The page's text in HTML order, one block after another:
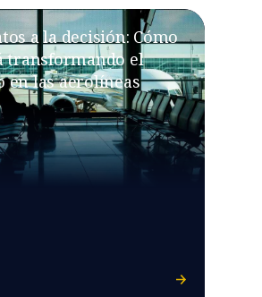
a la decisión: Cómo
transformando el
en las aerolíneas